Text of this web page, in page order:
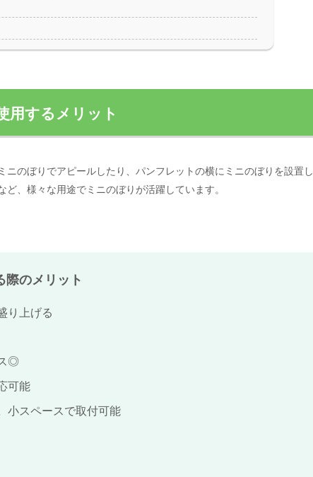
用するメリット
ニのぼりでアピールしたり、パンフレットの横にミニのぼりを設置し
ど、様々な用途でミニのぼりが活躍しています。
際のメリット
り上げる
◎
可能
小スペースで取付可能